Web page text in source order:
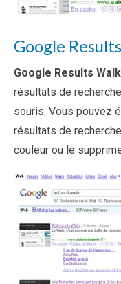
Google
Google Results
résultats de
souris. Vous pouvez
résultats de
couleur ou le